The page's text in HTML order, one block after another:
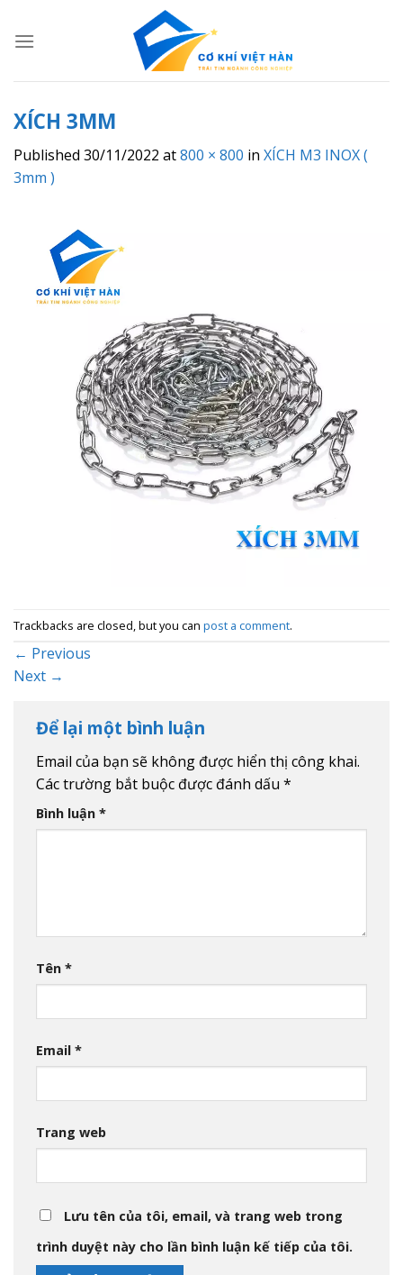
XÍCH 3MM
Published 30/11/2022 at800 × 800 in XÍCH M3 INOX (
3mm )
Trackbacks are closed, but you can post a comment.
← Previous
Next →
Để lại một bình luận
Email của bạn sẽ không được hiển thị công khai.
Các trường bắt buộc được đánh dấu *
Bình luận *
Tên *
Email *
Trang web
Lưu tên của tôi, email, và trang web trong
trình duyệt này cho lần bình luận kế tiếp của tôi.